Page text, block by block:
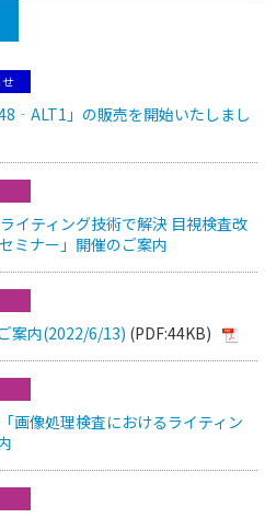
」の販売を開始いたしまし
イティング技術で解決 目視検査改
ミナー」開催のご案内
案内(2022/6/13) (PDF:44KB)
画像処理検査におけるライティン